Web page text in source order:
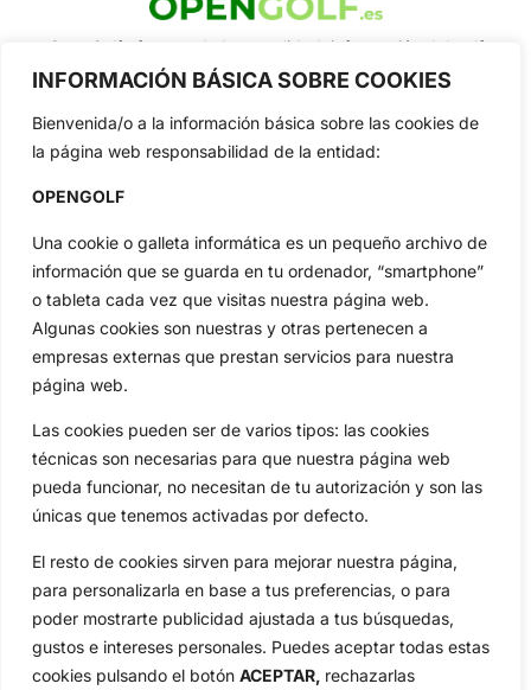
INFORMACIÓN BÁSICA SOBRE COOKIES
Bienvenida/o a la información básica sobre las cookies de
la página web responsabilidad de la entidad:
OPENGOLF
Una cookie o galleta informática es un pequeño archivo de
información que se guarda en tu ordenador, “smartphone”
o tableta cada vez que visitas nuestra página web.
Algunas cookies son nuestras y otras pertenecen a
empresas externas que prestan servicios para nuestra
página web.
Las cookies pueden ser de varios tipos: las cookies
técnicas son necesarias para que nuestra página web
pueda funcionar, no necesitan de tu autorización y son las
únicas que tenemos activadas por defecto.
El resto de cookies sirven para mejorar nuestra página,
para personalizarla en base a tus preferencias, o para
poder mostrarte publicidad ajustada a tus búsquedas,
gustos e intereses personales. Puedes aceptar todas estas
cookies pulsando el botón ACEPTAR, rechazarlas
OpenGolf ofrece toda la actualidad, información del golf
profesional y amateur, resultados en directo, vídeos, noticias,
Jon Rahm, LIV Golf, PGA Tour, Ryder Cup, DP World Tour, LPGA
Tour...
Categorias
Amateurs
Circuitos
Reglas
Vídeos
De Interés
Compañía
Aviso Legal
Política de Cookies
Publicidad
Newsletters
Copyright © 2025 OpenGolf | Diseño por TecnoQuatre